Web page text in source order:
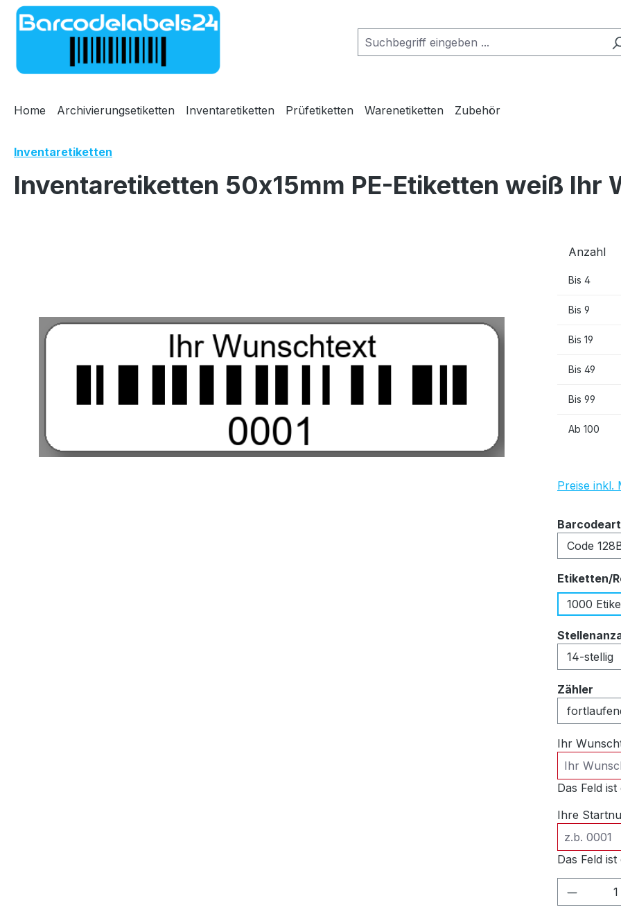
Hauptinhalt springen
Zur Suche springen
Zur Hauptnavigation springen
Home Archivierungsetiketten Inventaretiketten Prüfetiketten Warenetiketten Zubehör
Inventaretiketten
Inventaretiketten 50x15mm PE-Etiketten weiß Ihr
Anzahl
Bis 4
Bis 9
Bis 19
Bis 49
Bis 99
Ab 100
Preise inkl.
Barcodeart
Etiketten/
1000
Zähler
Ihr
Das Feld
Ihre
Das Feld